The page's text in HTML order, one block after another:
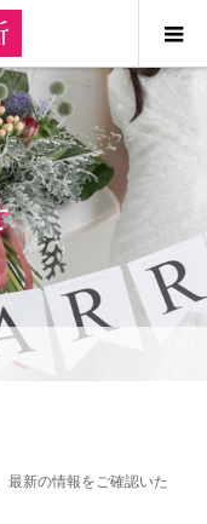
最新の情報をご確認いた